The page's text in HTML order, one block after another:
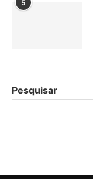
5
Pesquisar